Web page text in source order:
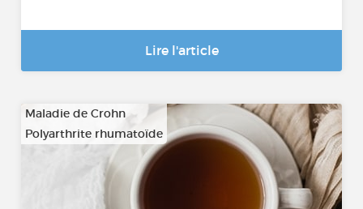
Lire l'article
Maladie de Crohn
Polyarthrite rhumatoïde